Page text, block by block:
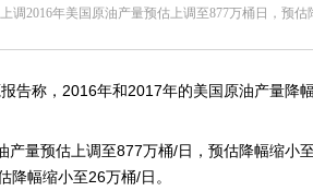
调2016年美国原油产量预估上调至877万桶日，预估
告称，2016年和2017年的美国原油产量降
产量预估上调至877万桶/日，预估降幅缩小
幅缩小至26万桶/日。